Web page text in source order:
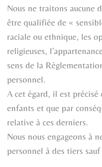
Nous ne traitons aucune
être qualifiée de «
raciale ou ethnique, les
religieuses,
sens de la
personnel.
A cet égard, il est précisé
enfants et que par
relative à ces derniers.
Nous nous engageons à
personnel à des tiers